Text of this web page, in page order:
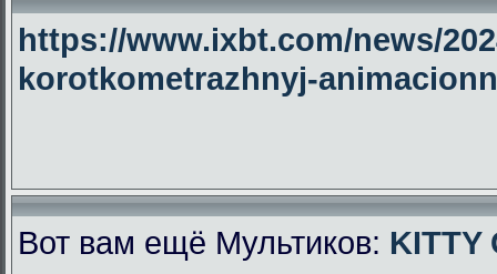
https://www.ixbt.com/news/
korotkometrazhnyj-
Вот вам ещё Мультиков: KITTY